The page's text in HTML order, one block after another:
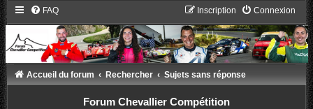
FAQ Connexion
Inscription
Accueil du forum Rechercher Sujets sans réponse
Forum Chevallier Compétition